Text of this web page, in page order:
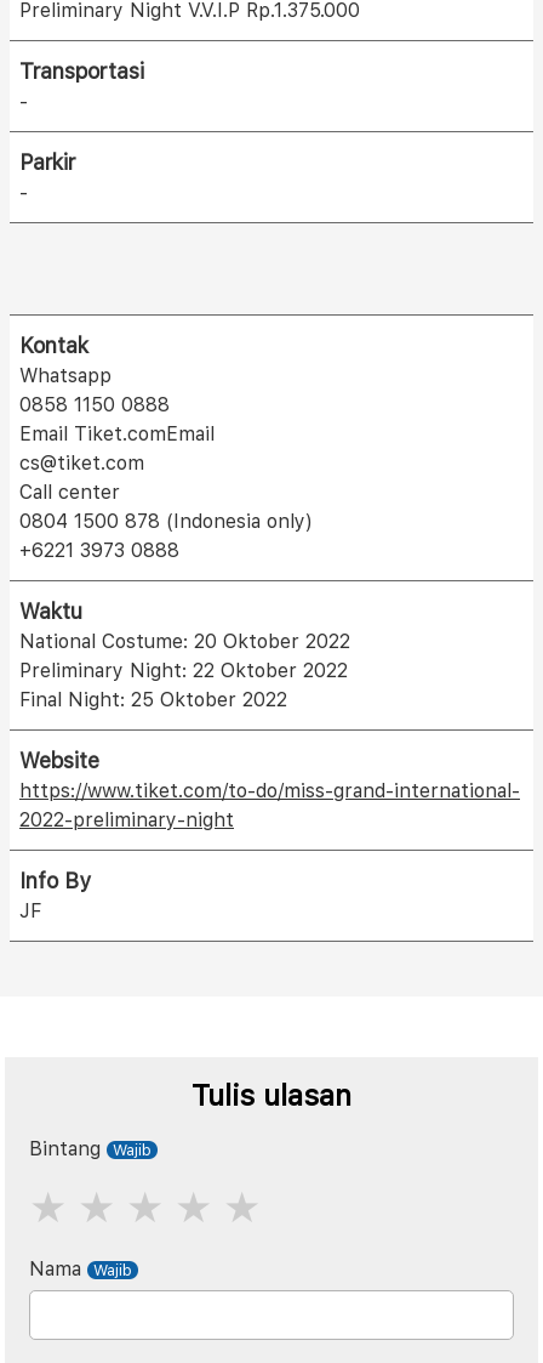
Preliminary Night V.V.I.P Rp.1.375.000
Transportasi
-
Parkir
-
Kontak
Whatsapp
0858 1150 0888
Email Tiket.comEmail
cs@tiket.com
Call center
0804 1500 878 (Indonesia only)
+6221 3973 0888
Waktu
National Costume: 20 Oktober 2022
Preliminary Night: 22 Oktober 2022
Final Night: 25 Oktober 2022
Website
https://www.tiket.com/to-do/miss-grand-international-
2022-preliminary-night
Info By
JF
Tulis ulasan
Bintang
Nama